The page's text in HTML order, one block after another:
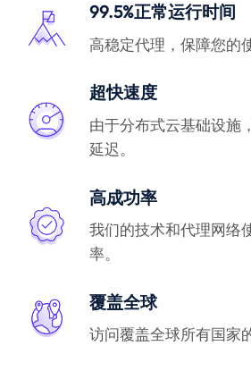
99.5%正常运行时间
高稳定代理，保障您的
超快速度
由于分布式云基础设施
延迟。
高成功率
我们的技术和代理网络
率。
覆盖全球
访问覆盖全球所有国家